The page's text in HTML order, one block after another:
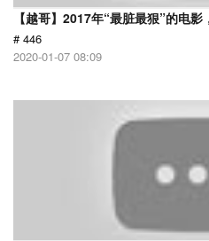
【越哥】2017年“最脏最狠”的电
# 446
2020-01-07 08:09